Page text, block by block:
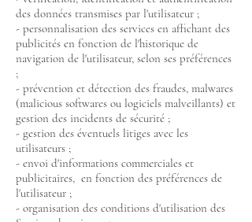
des données transmises par l'utilisateur ;
- personnalisation des services en affichant des
publicités en fonction de l'historique de
navigation de l'utilisateur, selon ses préférences
;
- prévention et détection des fraudes, malwares
(malicious softwares ou logiciels malveillants) et
gestion des incidents de sécurité ;
- gestion des éventuels litiges avec les
utilisateurs ;
- envoi d'informations commerciales et
publicitaires, en fonction des préférences de
l'utilisateur ;
- organisation des conditions d'utilisation des